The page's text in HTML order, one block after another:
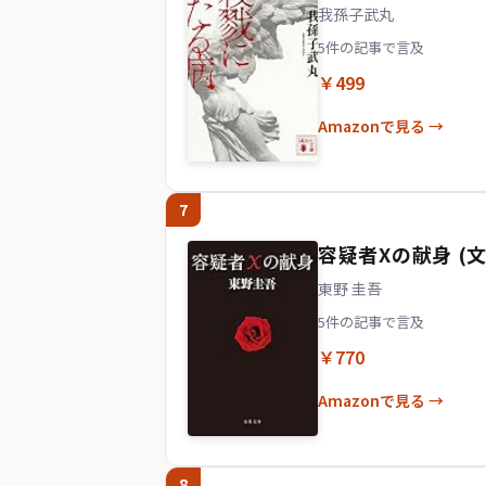
我孫子武丸
5件の記事で言及
￥499
Amazonで見る →
7
容疑者Xの献身 (
東野 圭吾
5件の記事で言及
￥770
Amazonで見る →